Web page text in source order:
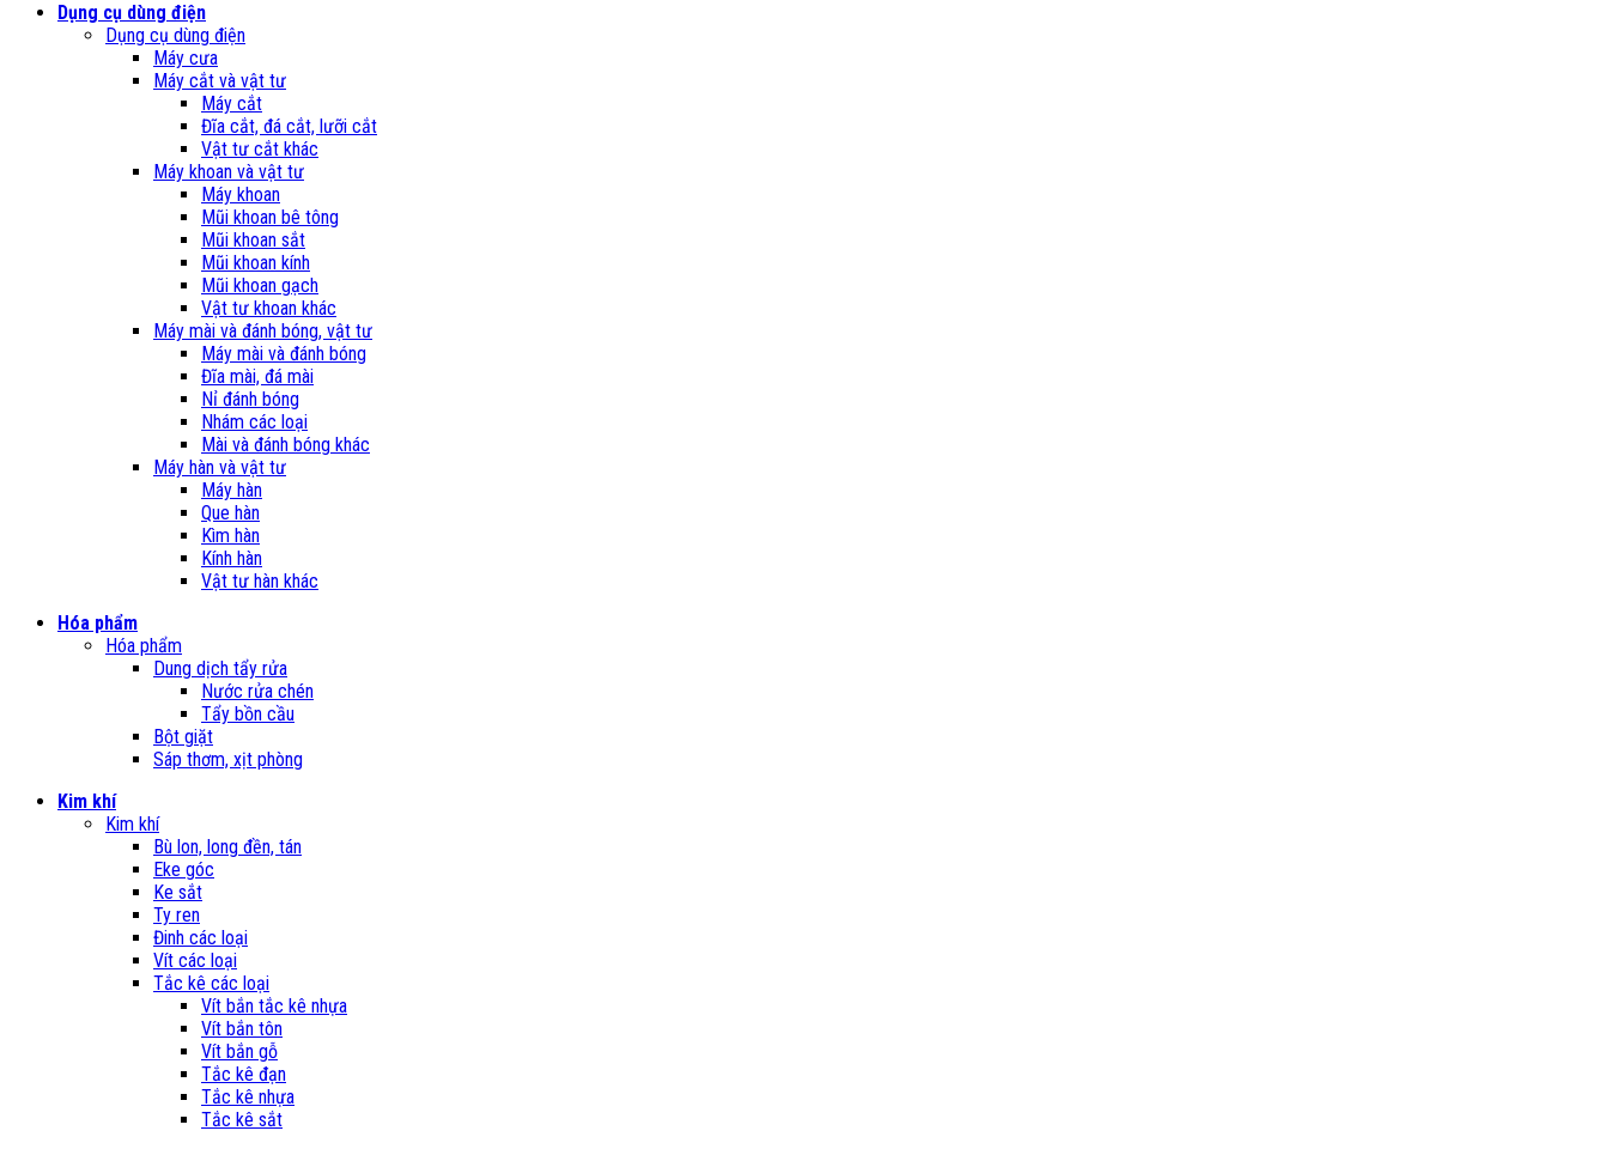
Dụng cụ dùng điện
Dụng cụ dùng điện
Máy cưa
Máy cắt và vật tư
Máy cắt
Đĩa cắt, đá cắt, lưỡi cắt
Vật tư cắt khác
Máy khoan và vật tư
Máy khoan
Mũi khoan bê tông
Mũi khoan sắt
Mũi khoan kính
Mũi khoan gạch
Vật tư khoan khác
Máy mài và đánh bóng, vật tư
Máy mài và đánh bóng
Đĩa mài, đá mài
Nỉ đánh bóng
Nhám các loại
Mài và đánh bóng khác
Máy hàn và vật tư
Máy hàn
Que hàn
Kìm hàn
Kính hàn
Vật tư hàn khác
Hóa phẩm
Hóa phẩm
Dung dịch tẩy rửa
Nước rửa chén
Tẩy bồn cầu
Bột giặt
Sáp thơm, xịt phòng
Kim khí
Kim khí
Bù lon, long đền, tán
Eke góc
Ke sắt
Ty ren
Đinh các loại
Vít các loại
Tắc kê các loại
Vít bắn tắc kê nhựa
Vít bắn tôn
Vít bắn gỗ
Tắc kê đạn
Tắc kê nhựa
Tắc kê sắt